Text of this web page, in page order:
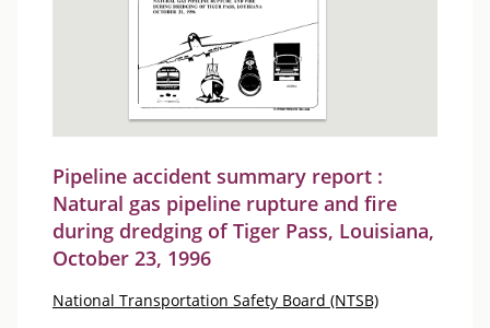
Pipeline accident summary report :
Natural gas pipeline rupture and fire
during dredging of Tiger Pass, Louisiana,
October 23, 1996
National Transportation Safety Board (NTSB)